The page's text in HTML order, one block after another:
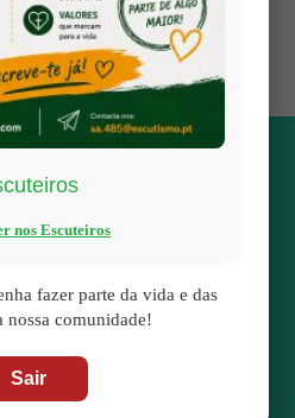
nos Escuteiros
fazer parte da vida e das
nossa comunidade!
Sair